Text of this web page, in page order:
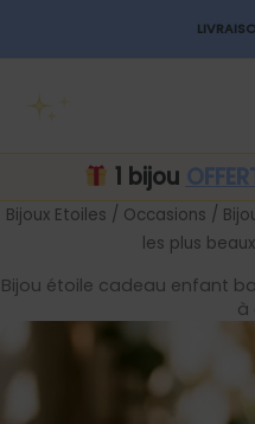
1 bijou
Bijoux Etoiles / Occasions /
les plus
Bijou étoile cadeau enfant
à